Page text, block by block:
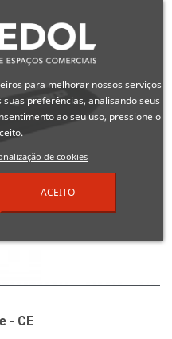
- CE
para melhorar nossos serviços
preferências, analisando seus
ao seu uso, pressione o
de cookies
ACEITO